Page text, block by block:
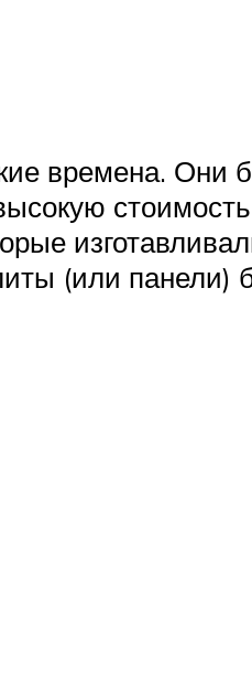
времена. Они
(или панели)